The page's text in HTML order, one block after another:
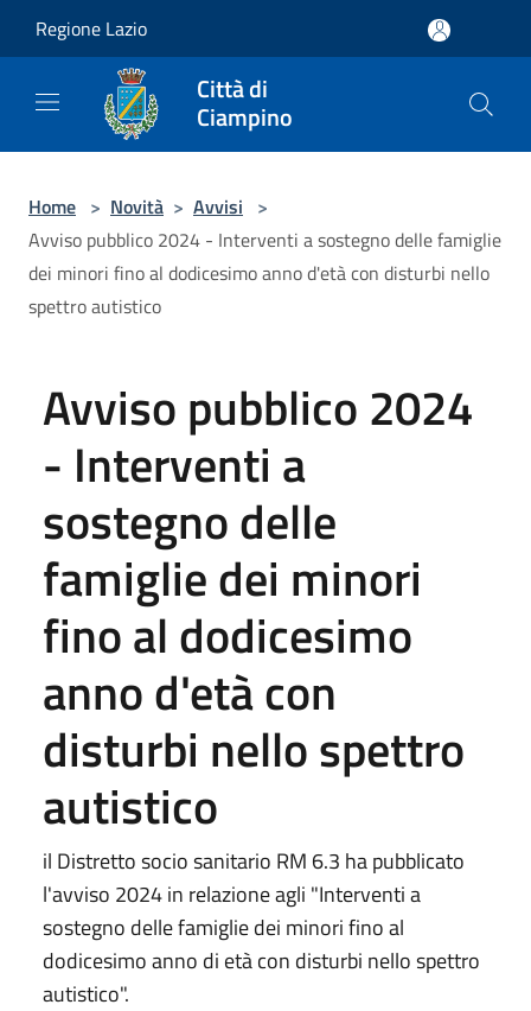
Regione Lazio
Città di
Ciampino
Home > Novità > Avvisi >
Avviso pubblico 2024 - Interventi a sostegno delle famiglie
dei minori fino al dodicesimo anno d'età con disturbi nello
spettro autistico
Avviso pubblico 2024
- Interventi a
sostegno delle
famiglie dei minori
fino al dodicesimo
anno d'età con
disturbi nello spettro
autistico
il Distretto socio sanitario RM 6.3 ha pubblicato
l'avviso 2024 in relazione agli "Interventi a
sostegno delle famiglie dei minori fino al
dodicesimo anno di età con disturbi nello spettro
autistico".